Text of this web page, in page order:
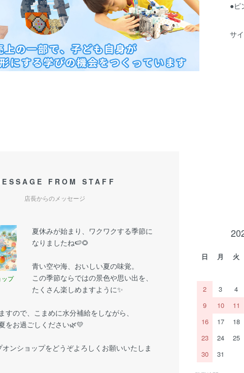
●ピ
サ
FROM STAFF
店長からのメッセージ
ップ
夏休みが始まり、ワクワクする季節に
なりましたね🍉🌻
青い空や海、おいしい夏の味覚。
この季節ならではの景色や思い出を、
たくさん楽しめますように✨
すので、こまめに水分補給をしながら、
をお過ごしください🌿💛
ンショップをどうぞよろしくお願いいたしま
日 月 火
2
3 4
9
10 11
16
17 18
23
24 25
30
31